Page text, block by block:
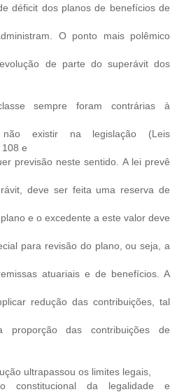
déficit dos planos de benefícios de
O ponto mais polêmico
de parte do superávit dos
sempre foram contrárias à
não existir na legislação (Leis
e
previsão neste sentido. A lei prevê
deve ser feita uma reserva de
e o excedente a este valor deve
para revisão do plano, ou seja, a
atuariais e de benefícios. A
redução das contribuições, tal
proporção das contribuições de
ultrapassou os limites legais,
constitucional da legalidade e